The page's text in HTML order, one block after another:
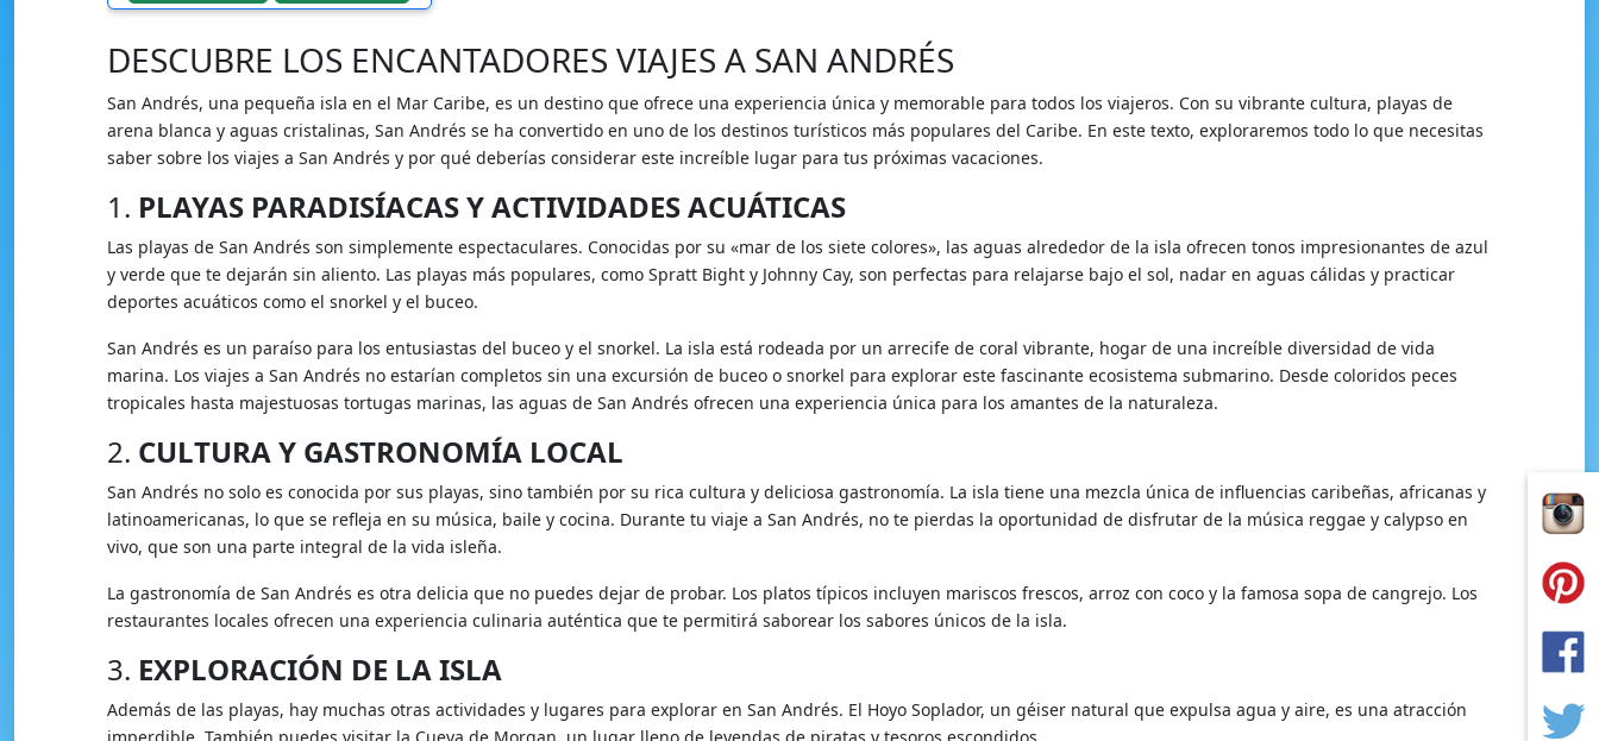
DESCUBRE LOS ENCANTADORES VIAJES A SAN ANDRÉS
San Andrés, una pequeña isla en el Mar Caribe, es un destino que ofrece una experiencia única y memorable para todos los viajeros. Con su vibrante cultura, playas de
arena blanca y aguas cristalinas, San Andrés se ha convertido en uno de los destinos turísticos más populares del Caribe. En este texto, exploraremos todo lo que necesitas
saber sobre los viajes a San Andrés y por qué deberías considerar este increíble lugar para tus próximas vacaciones.
1. PLAYAS PARADISÍACAS Y ACTIVIDADES ACUÁTICAS
Las playas de San Andrés son simplemente espectaculares. Conocidas por su «mar de los siete colores», las aguas alrededor de la isla ofrecen tonos impresionantes de azul
y verde que te dejarán sin aliento. Las playas más populares, como Spratt Bight y Johnny Cay, son perfectas para relajarse bajo el sol, nadar en aguas cálidas y practicar
deportes acuáticos como el snorkel y el buceo.
San Andrés es un paraíso para los entusiastas del buceo y el snorkel. La isla está rodeada por un arrecife de coral vibrante, hogar de una increíble diversidad de vida
marina. Los viajes a San Andrés no estarían completos sin una excursión de buceo o snorkel para explorar este fascinante ecosistema submarino. Desde coloridos peces
tropicales hasta majestuosas tortugas marinas, las aguas de San Andrés ofrecen una experiencia única para los amantes de la naturaleza.
2. CULTURA Y GASTRONOMÍA LOCAL
San Andrés no solo es conocida por sus playas, sino también por su rica cultura y deliciosa gastronomía. La isla tiene una mezcla única de influencias caribeñas, africanas y
latinoamericanas, lo que se refleja en su música, baile y cocina. Durante tu viaje a San Andrés, no te pierdas la oportunidad de disfrutar de la música reggae y calypso en
vivo, que son una parte integral de la vida isleña.
La gastronomía de San Andrés es otra delicia que no puedes dejar de probar. Los platos típicos incluyen mariscos frescos, arroz con coco y la famosa sopa de cangrejo. Los
restaurantes locales ofrecen una experiencia culinaria auténtica que te permitirá saborear los sabores únicos de la isla.
3. EXPLORACIÓN DE LA ISLA
Además de las playas, hay muchas otras actividades y lugares para explorar en San Andrés. El Hoyo Soplador, un géiser natural que expulsa agua y aire, es una atracción